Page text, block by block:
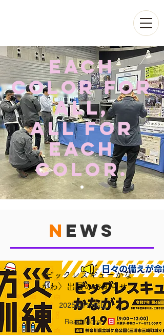
Each
Color For
All,
All For
Each
Color.
N EWS
〈ビックレスキューかな
がわ〉出展のお知らせ
2025年11月6日
Read More